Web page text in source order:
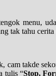
menu,
tak tahu
cam takde
tulis “Stop,